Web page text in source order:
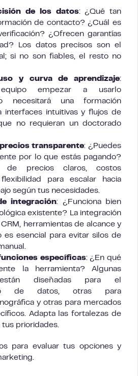
de los datos: ¿Qué tan
de contacto? ¿Cuál es
¿Ofrecen garantías
Los datos precisos son el
si no son fiables, el resto no
y curva de aprendizaje:
empezar a usarlo
necesitará una formación
interfaces intuitivas y flujos de
no requieran un doctorado
transparente: ¿Puedes
por lo que estás pagando?
de precios claros, costos
para escalar hacia
según tus necesidades.
integración: ¿Funciona bien
existente? La integración
herramientas de alcance y
es esencial para evitar silos de
específicas: ¿En qué
la herramienta? Algunas
diseñadas para el
de datos, otras para
y otras para mercados
Adapta las fortalezas de
tus prioridades.
para evaluar tus opciones y